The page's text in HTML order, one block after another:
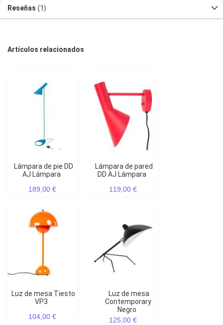
Reseñas 1
Artículos relacionados
Lámpara de pie DD
AJ Lámpara
189,00 €
Lámpara de pared
DD AJ Lámpara
119,00 €
Luz de mesa Tiesto
VP3
104,00 €
Luz de mesa
Contemporary
Negro
125,00 €